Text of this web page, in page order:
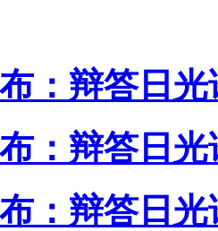
：辩答日
：辩答日
：辩答日